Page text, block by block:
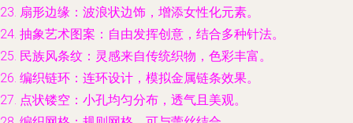
扇形边缘：波浪状边饰，增添女性化元素。
抽象艺术图案：自由发挥创意，结合多种针法。
民族风条纹：灵感来自传统织物，色彩丰富。
编织链环：连环设计，模拟金属链条效果。
点状镂空：小孔均匀分布，透气且美观。